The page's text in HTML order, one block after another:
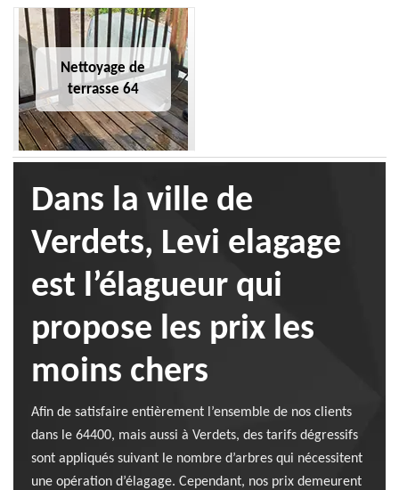
Nettoyage de
terrasse 64
Dans la ville de
Verdets, Levi elagage
est l’élagueur qui
propose les prix les
moins chers
Afin de satisfaire entièrement l’ensemble de nos clients
dans le 64400, mais aussi à Verdets, des tarifs dégressifs
sont appliqués suivant le nombre d’arbres qui nécessitent
une opération d’élagage. Cependant, nos prix demeurent